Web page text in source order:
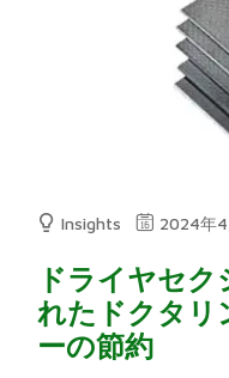
Insights 2024年
ドライヤセク
れたドクタリ
ーの節約